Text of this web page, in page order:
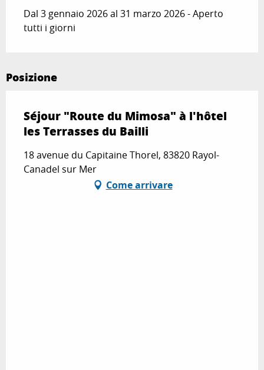
Dal 3 gennaio 2026 al 31 marzo 2026 - Aperto
tutti i giorni
Posizione
Séjour "Route du Mimosa" à l'hôtel
les Terrasses du Bailli
18 avenue du Capitaine Thorel, 83820 Rayol-
Canadel sur Mer
Come arrivare